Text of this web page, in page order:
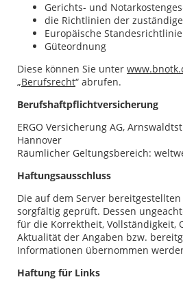
Gerichts- und
die Richtlinien der
Europäische
Güteordnung
Diese können Sie unter
„Berufsrecht“ abrufen.
Berufshaftpflichtversicherung
ERGO Versicherung AG,
Hannover
Räumlicher Geltungsbereich:
Haftungsausschluss
Die auf dem Server
sorgfältig geprüft. Dessen
für die Korrektheit, Vollständigkeit,
Aktualität der Angaben bzw.
Informationen übernommen
Haftung für Links